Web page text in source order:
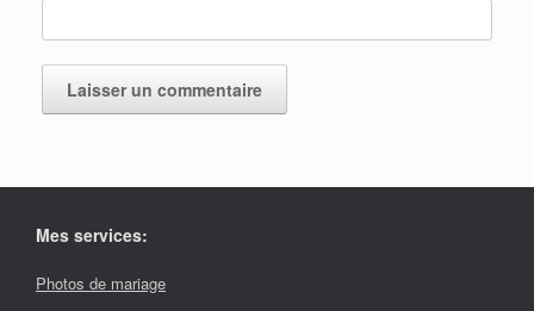
Mes services:
Photos de mariage